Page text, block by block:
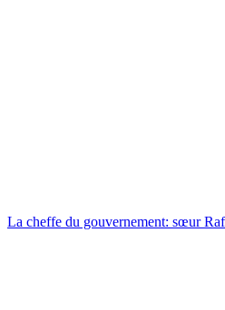
La cheffe du gouvernement: sœur